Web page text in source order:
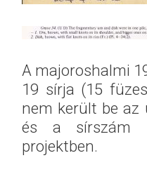
A majoroshalmi
19 sírja (15
nem került be az
és a sírszám
projektben.